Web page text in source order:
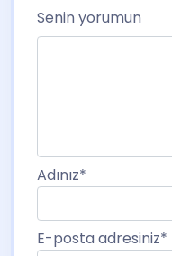
Senin yorumun
Adınız*
E-posta adresiniz*